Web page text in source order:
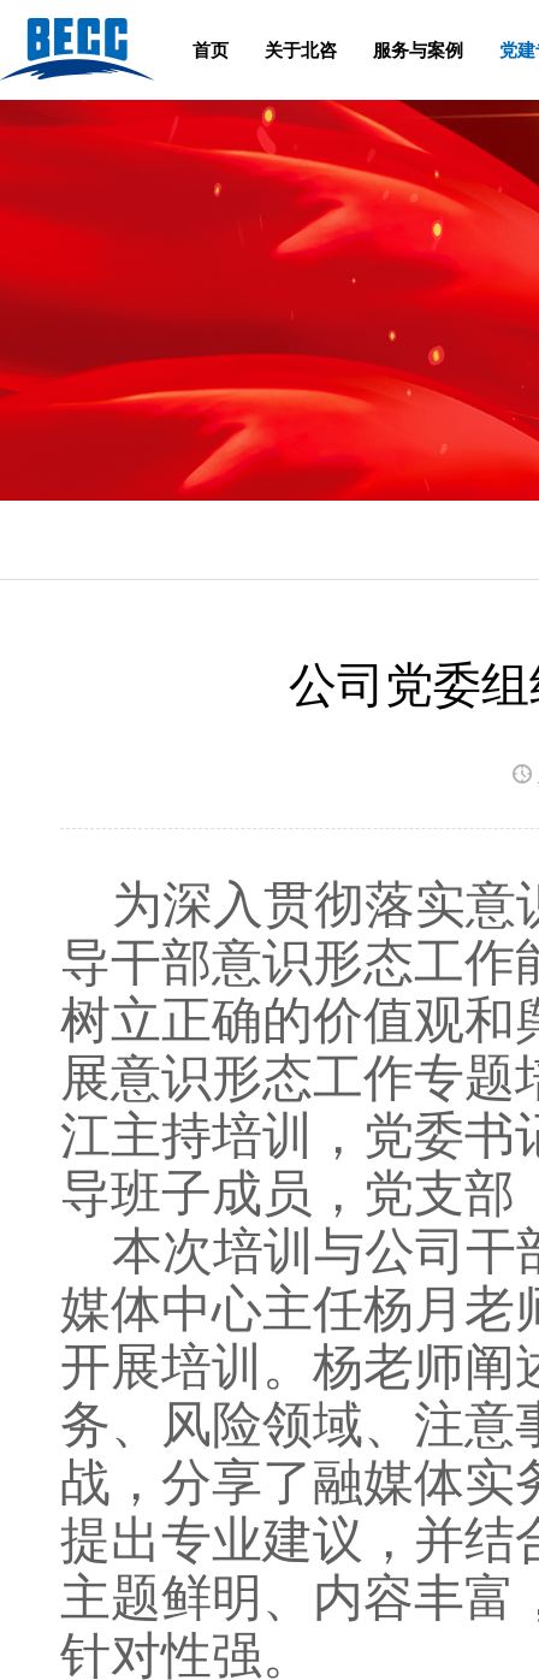
首页 关于北咨 服务与案例 党
公司党委
为深入贯彻落实意
导干部意识形态工作
树立正确的价值观和
展意识形态工作专
江主持培训，党委书
导班子成员，党支部
本次培训与公司干
媒体中心主任杨月老
开展培训。杨老师阐
务、风险领域、注意
战，分享了融媒体实
提出专业建议，并结
主题鲜明、内容丰富
针对性强。